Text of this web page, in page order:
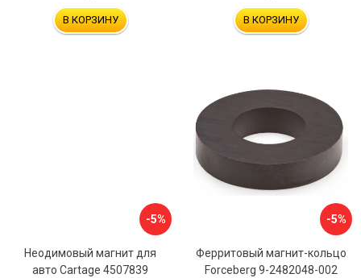
В КОРЗИНУ В КОРЗИНУ
-5%
Неодимовый магнит для
авто Cartage 4507839
-5%
Ферритовый магнит-кольцо
Forceberg 9-2482048-002